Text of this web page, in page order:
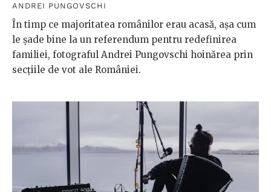
ANDREI PUNGOVSCHI
În timp ce majoritatea românilor erau acasă, așa cum
le șade bine la un referendum pentru redefinirea
familiei, fotograful Andrei Pungovschi hoinărea prin
secțiile de vot ale României.